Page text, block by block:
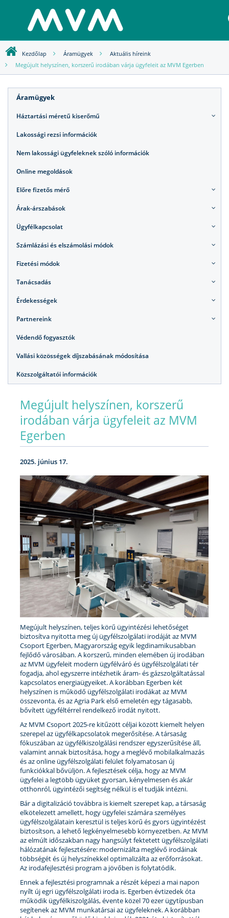
Kezdőlap Áramügyek
Aktuális híreink
Megújult helyszínen, korszerű irodában várja ügyfeleit az MVM Egerben
Áramügyek
Háztartási méretű kiserőmű
Lakossági rezsi információk
Nem lakossági ügyfeleknek szóló információk
Online megoldások
Előre fizetős mérő
Árak-árszabások
Ügyfélkapcsolat
Számlázási és elszámolási módok
Fizetési módok
Tanácsadás
Érdekességek
Partnereink
Védendő fogyasztók
Vallási közösségek díjszabásának módosítása
Közszolgáltatói információk
Megújult helyszínen, korszerű
irodában várja ügyfeleit az MVM
Egerben
2025. június 17.
Megújult helyszínen, teljes körű ügyintézési lehetőséget
biztosítva nyitotta meg új ügyfélszolgálati irodáját az MVM
Csoport Egerben, Magyarország egyik legdinamikusabban
fejlődő városában. A korszerű, minden elemében új irodában
az MVM ügyfeleit modern ügyfélváró és ügyfélszolgálati tér
fogadja, ahol egyszerre intézhetik áram- és gázszolgáltatással
kapcsolatos energiaügyeiket. A korábban Egerben két
helyszínen is működő ügyfélszolgálati irodákat az MVM
összevonta, és az Agria Park első emeletén egy tágasabb,
bővített ügyféltérrel rendelkező irodát nyitott.
Az MVM Csoport 2025-re kitűzött céljai között kiemelt helyen
szerepel az ügyfélkapcsolatok megerősítése. A társaság
fókuszában az ügyfélkiszolgálási rendszer egyszerűsítése áll,
valamint annak biztosítása, hogy a meglévő mobilalkalmazás
és az online ügyfélszolgálati felület folyamatosan új
funkciókkal bővüljön. A fejlesztések célja, hogy az MVM
ügyfelei a legtöbb ügyüket gyorsan, kényelmesen és akár
otthonról, ügyintézői segítség nélkül is el tudják intézni.
Bár a digitalizáció továbbra is kiemelt szerepet kap, a társaság
elkötelezett amellett, hogy ügyfelei számára személyes
ügyfélszolgálatain keresztül is teljes körű és gyors ügyintézést
biztosítson, a lehető legkényelmesebb környezetben. Az MVM
az elmúlt időszakban nagy hangsúlyt fektetett ügyfélszolgálati
hálózatának fejlesztésére: modernizálta meglévő irodáinak
többségét és új helyszínekkel optimalizálta az erőforrásokat.
Az irodafejlesztési program a jövőben is folytatódik.
Ennek a fejlesztési programnak a részét képezi a mai napon
nyílt új egri ügyfélszolgálati iroda is. Egerben évtizedek óta
működik ügyfélkiszolgálás, évente közel 70 ezer ügytípusban
segítenek az MVM munkatársai az ügyfeleknek. A korábban